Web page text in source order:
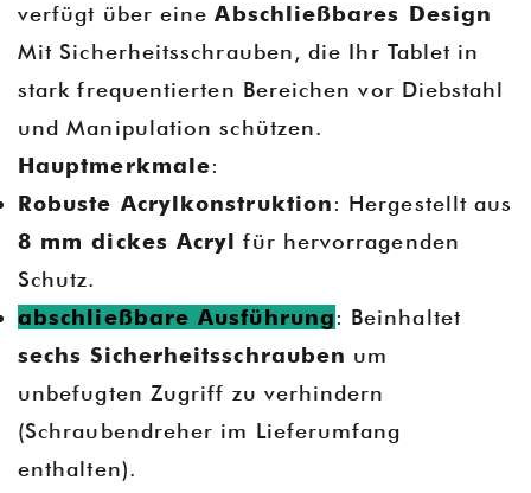
verfügt über eineAbschließbares Design
Mit Sicherheitsschrauben, die Ihr Tablet in
stark frequentierten Bereichen vor Diebstahl
und Manipulation schützen.
Hauptmerkmale:
Robuste Acrylkonstruktion: Hergestellt aus
8 mm dickes Acryl für hervorragenden
Schutz.
abschließbare Ausführung: Beinhaltet
sechs Sicherheitsschrauben um
unbefugten Zugriff zu verhindern
(Schraubendreher im Lieferumfang
enthalten).